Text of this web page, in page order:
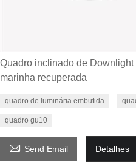
Quadro inclinado de
marinha recuperada
quadro de luminária embutida
quadro gu10
 Send Email Detalhes